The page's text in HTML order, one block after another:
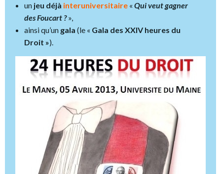
un jeu déjà interuniversitaire « Qui veut gagner
des Foucart ? »,
ainsi qu’un gala (le « Gala des XXIV heures du
Droit »).